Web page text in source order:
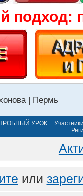
подход:
| Пермь
УРОК
Участники
или